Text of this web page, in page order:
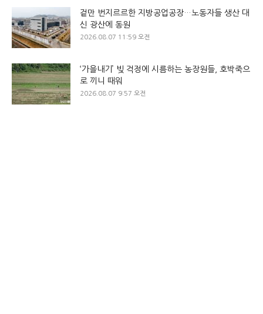
겉만 번지르르한 지방공업공장…노동자들 생산 대
신 광산에 동원
2026.08.07 11:59 오전
‘가을내기’ 빚 걱정에 시름하는 농장원들, 호박죽으
로 끼니 때워
2026.08.07 9:57 오전